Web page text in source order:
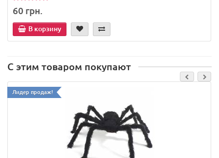
60 грн.
В корзину
С этим товаром покупают
Лидер продаж!